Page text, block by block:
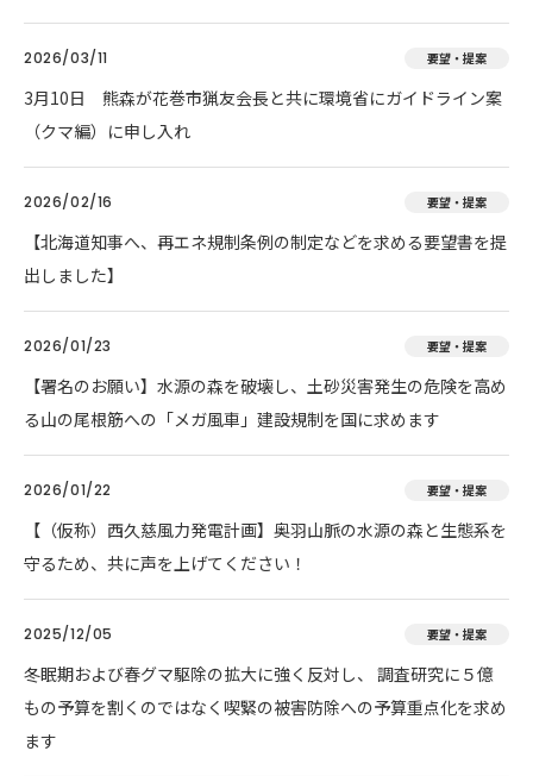
2026/03/11 要望・提案
3月10日 熊森が花巻市猟友会長と共に環境省にガイドライン案
（クマ編）に申し入れ
2026/02/16 要望・提案
【北海道知事へ、再エネ規制条例の制定などを求める要望書を提
出しました】
2026/01/23 要望・提案
【署名のお願い】水源の森を破壊し、土砂災害発生の危険を高め
る山の尾根筋への「メガ風車」建設規制を国に求めます
2026/01/22 要望・提案
【（仮称）西久慈風力発電計画】奥羽山脈の水源の森と生態系を
守るため、共に声を上げてください！
2025/12/05 要望・提案
冬眠期および春グマ駆除の拡大に強く反対し、 調査研究に５億
もの予算を割くのではなく喫緊の被害防除への予算重点化を求め
ます